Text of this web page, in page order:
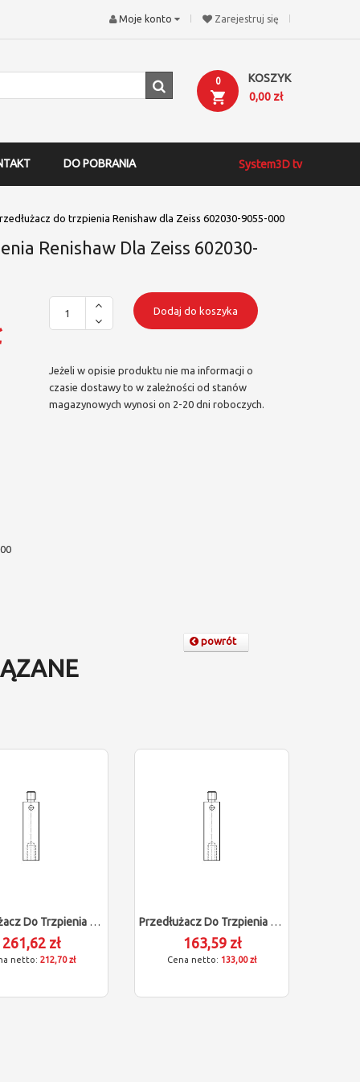
Zarejestruj się
Moje konto
KOSZYK
0
0,00 zł
DO POBRANIA System3D tv
do trzpienia Renishaw dla Zeiss 602030-9055-000
Renishaw Dla Zeiss 602030-
Dodaj do koszyka
Jeżeli w opisie produktu nie ma informacji o
czasie dostawy to w zależności od stanów
magazynowych wynosi on 2-20 dni roboczych.
powrót
Przedłużacz Do Trzpienia Renishaw Dla Zeiss 602030-9054-000
261,62 zł
212,70 zł
Przedłużacz Do Trzpienia Renishaw Dla Zeiss 602030-9057-000
163,59 zł
133,00 zł